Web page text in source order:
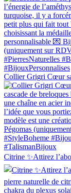
Collier Grigri Cœur
Citrine ✨Attirez